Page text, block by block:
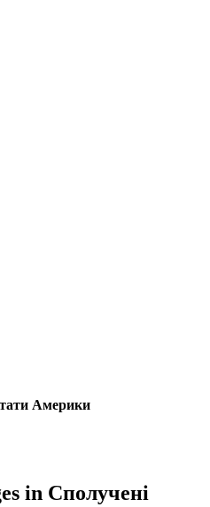
Америки
in Сполучені